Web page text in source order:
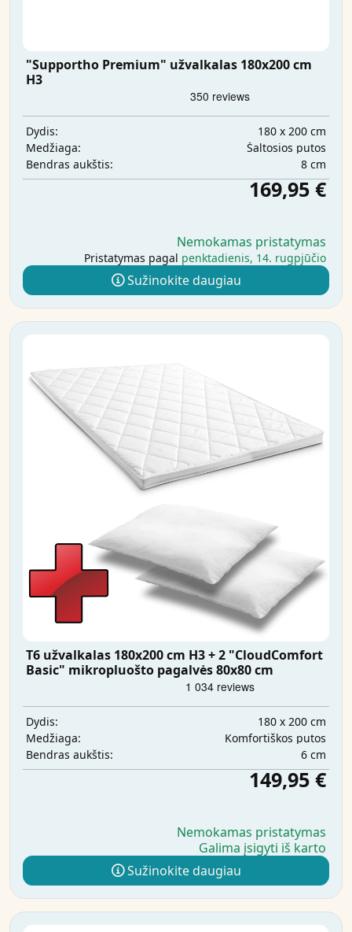
"Supportho Premium" užvalkalas 180x200 cm
H3
Dydis:
180 x 200 cm
Medžiaga:
Šaltosios putos
Bendras aukštis:
8 cm
169,95 €
Nemokamas pristatymas
Pristatymas pagal penktadienis, 14. rugpjūčio
Sužinokite daugiau
T6 užvalkalas 180x200 cm H3 + 2 "CloudComfort
Basic" mikropluošto pagalvės 80x80 cm
Dydis:
180 x 200 cm
Medžiaga:
Komfortiškos putos
Bendras aukštis:
6 cm
149,95 €
Nemokamas pristatymas
Galima įsigyti iš karto
Sužinokite daugiau